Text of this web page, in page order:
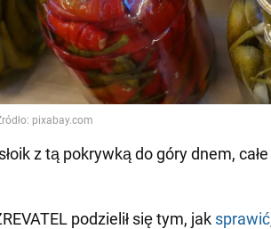
z tą pokrywką do góry dnem,
podzielił się tym, jak sprawić